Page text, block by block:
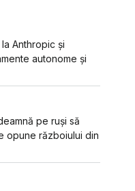
Anthropic și
autonome și
pe ruși să
opune războiului din